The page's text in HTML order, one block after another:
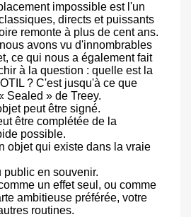
impossible est l'un
directs et puissants
remonte à plus de cent ans.
avons vu d'innombrables
ce qui nous a également fait
à la question : quelle est la
? C'est jusqu'à ce que
Sealed » de Treey.
peut être signé.
être complétée de la
possible.
objet qui existe dans la vraie
public en souvenir.
un effet seul, ou comme
ambitieuse préférée, votre
routines.